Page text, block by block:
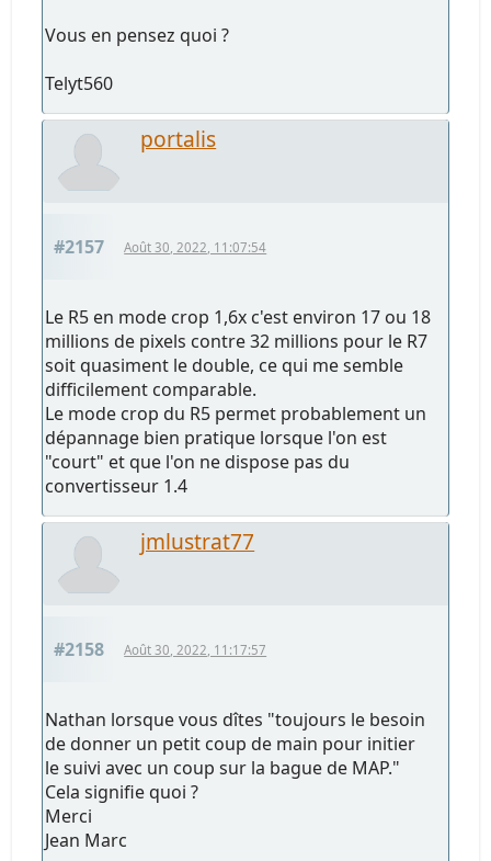
Vous en pensez quoi ?
Telyt560
portalis
#2157 Août 30, 2022, 11:07:54
Le R5 en mode crop 1,6x c'est environ 17 ou 18
millions de pixels contre 32 millions pour le R7
soit quasiment le double, ce qui me semble
difficilement comparable.
Le mode crop du R5 permet probablement un
dépannage bien pratique lorsque l'on est
"court" et que l'on ne dispose pas du
convertisseur 1.4
jmlustrat77
#2158 Août 30, 2022, 11:17:57
Nathan lorsque vous dîtes "toujours le besoin
de donner un petit coup de main pour initier
le suivi avec un coup sur la bague de MAP."
Cela signifie quoi ?
Merci
Jean Marc